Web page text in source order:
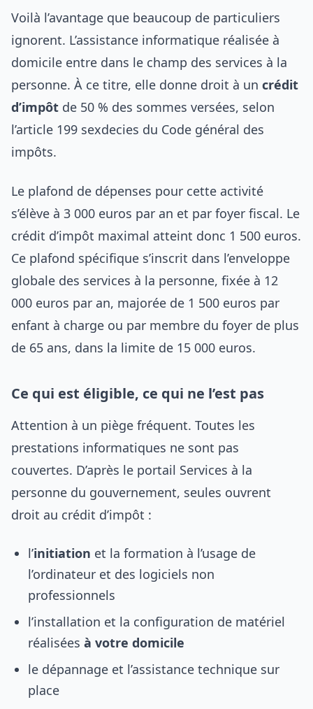
Voilà l’avantage que beaucoup de particuliers
ignorent. L’assistance informatique réalisée à
domicile entre dans le champ des services à la
personne. À ce titre, elle donne droit à un crédit
d’impôt de 50 % des sommes versées, selon
l’article 199 sexdecies du Code général des
impôts.
Le plafond de dépenses pour cette activité
s’élève à 3 000 euros par an et par foyer fiscal. Le
crédit d’impôt maximal atteint donc 1 500 euros.
Ce plafond spécifique s’inscrit dans l’enveloppe
globale des services à la personne, fixée à 12
000 euros par an, majorée de 1 500 euros par
enfant à charge ou par membre du foyer de plus
de 65 ans, dans la limite de 15 000 euros.
Ce qui est éligible, ce qui ne l’est pas
Attention à un piège fréquent. Toutes les
prestations informatiques ne sont pas
couvertes. D’après le portail Services à la
personne du gouvernement, seules ouvrent
droit au crédit d’impôt :
l’initiation et la formation à l’usage de
l’ordinateur et des logiciels non
professionnels
l’installation et la configuration de matériel
réalisées à votre domicile
le dépannage et l’assistance technique sur
place